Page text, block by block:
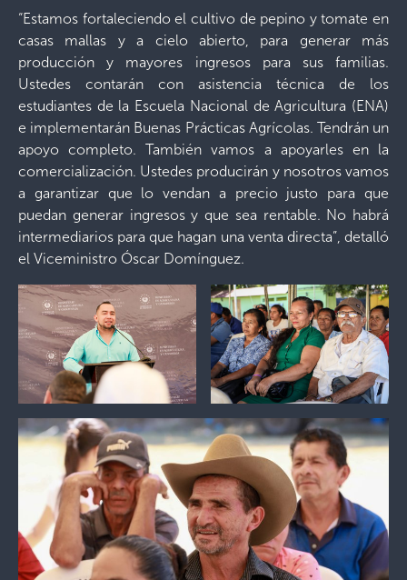
“Estamos fortaleciendo el cultivo de pepino y tomate en
casas mallas y a cielo abierto, para generar más
producción y mayores ingresos para sus familias.
Ustedes contarán con asistencia técnica de los
estudiantes de la Escuela Nacional de Agricultura (ENA)
e implementarán Buenas Prácticas Agrícolas. Tendrán un
apoyo completo. También vamos a apoyarles en la
comercialización. Ustedes producirán y nosotros vamos
a garantizar que lo vendan a precio justo para que
puedan generar ingresos y que sea rentable. No habrá
intermediarios para que hagan una venta directa”, detalló
el Viceministro Óscar Domínguez.